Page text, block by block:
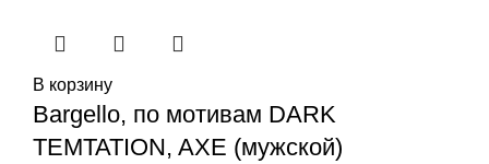
В корзину
Bargello, по мотивам DARK
TEMTATION, AXE (мужской)